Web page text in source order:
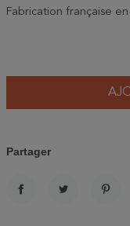
Fabrication française en
Partager